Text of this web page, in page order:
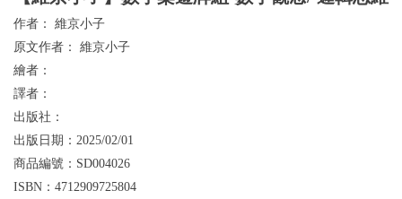
作者： 維京小子
原文作者： 維京小子
繪者：
譯者：
出版社：
出版日期： 2025/02/01
商品編號： SD004026
ISBN： 4712909725804